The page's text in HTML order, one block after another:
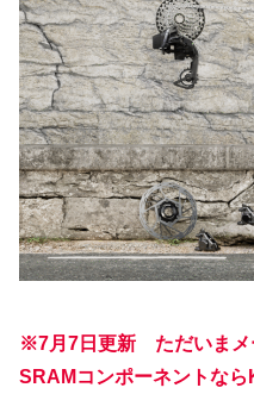
※7月7日更新 ただいまメ
SRAMコンポーネントな